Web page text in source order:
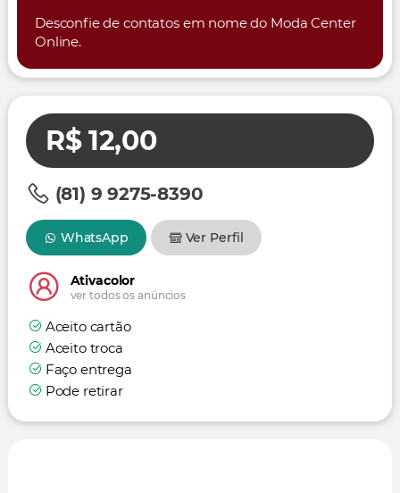
Desconfie de contatos em nome do Moda Center
Online.
R$ 12,00
(81) 9 9275-8390
WhatsApp Ver Perfil
Ativacolor
ver todos os anúncios
Aceito cartão
Aceito troca
Faço entrega
Pode retirar